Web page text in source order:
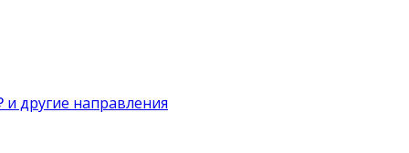
другие направления